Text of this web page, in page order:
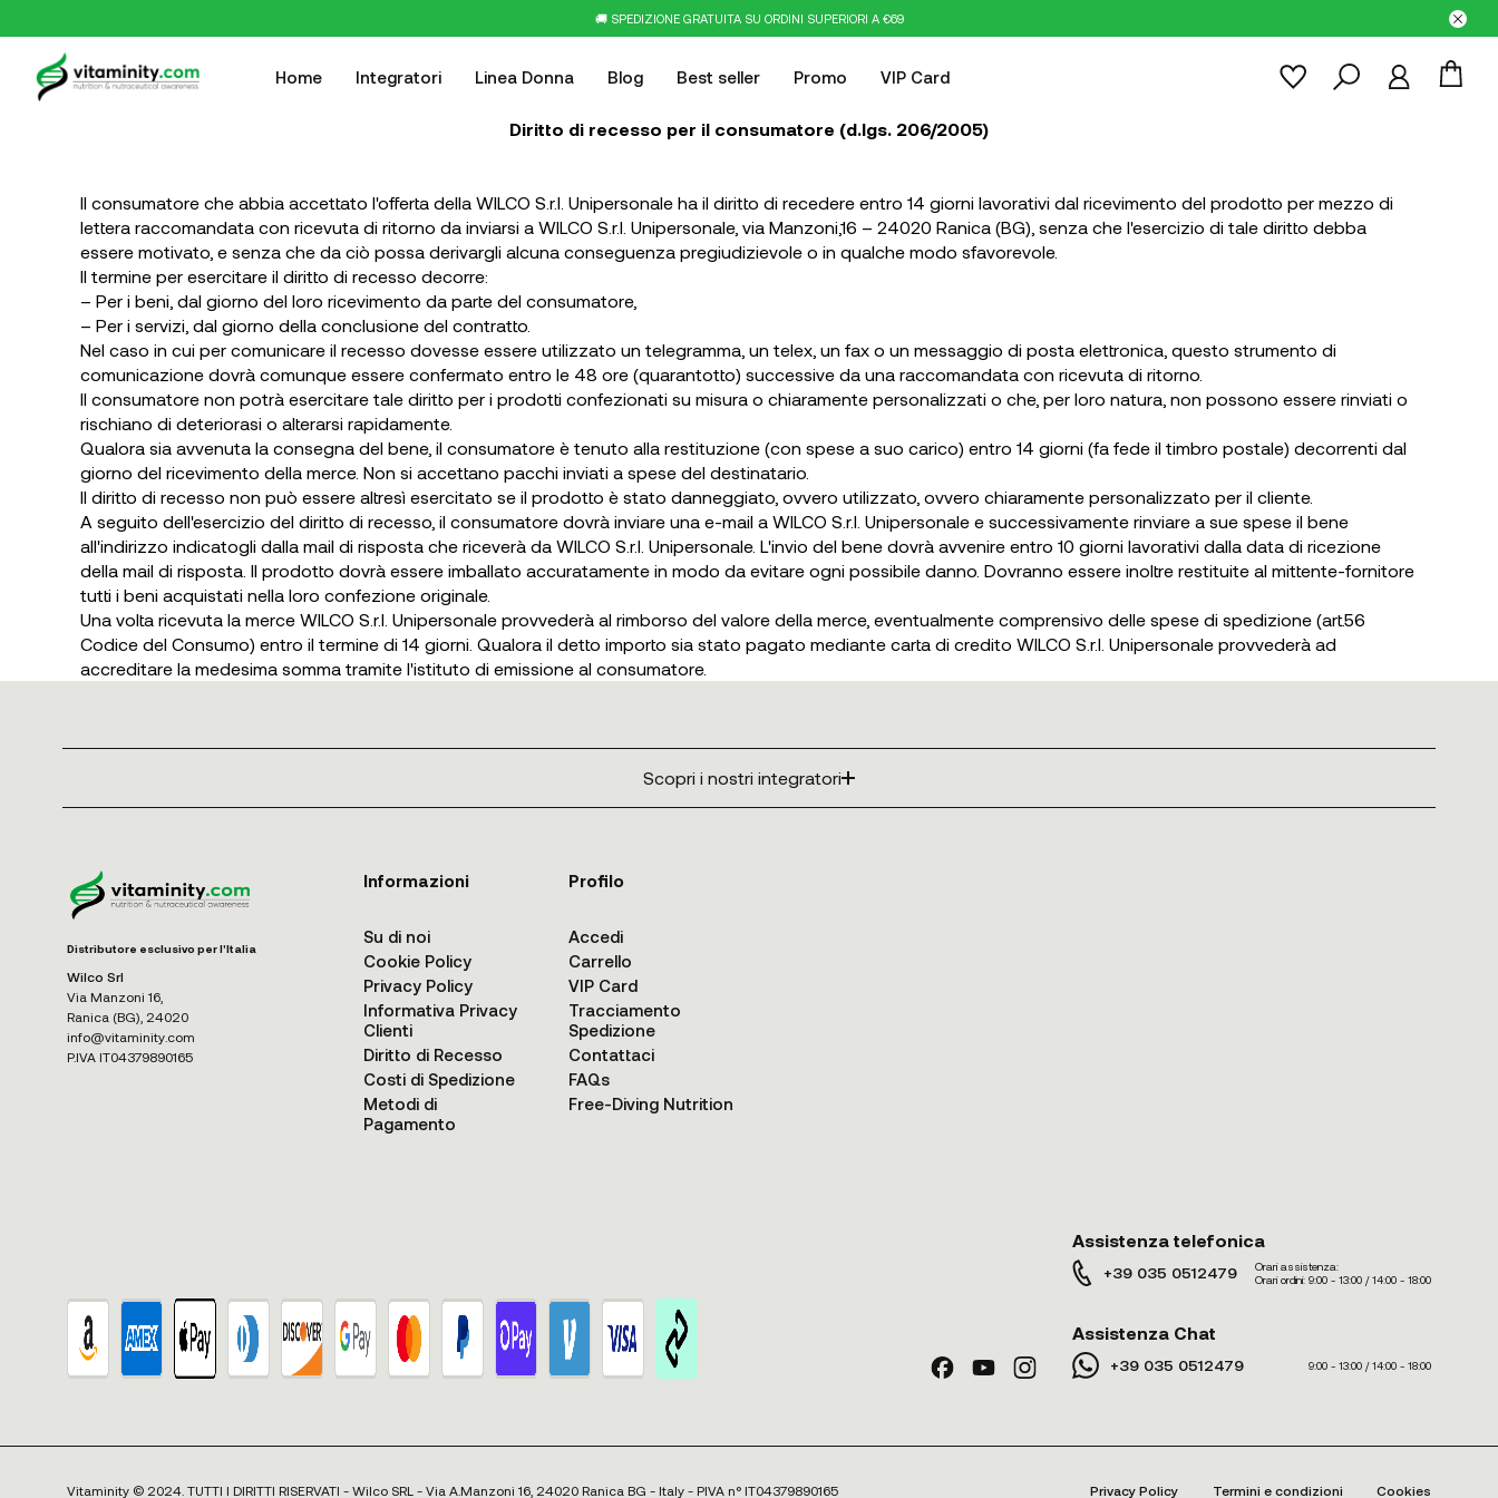
🚚 SPEDIZIONE GRATUITA SU ORDINI SUPERIORI A €69
Home Integratori Linea Donna Blog Best seller Promo VIP Card
Diritto di recesso per il consumatore (d.lgs. 206/2005)
Il consumatore che abbia accettato l'offerta della WILCO S.r.l. Unipersonale ha il diritto di recedere entro 14 giorni lavorativi dal ricevimento del prodotto per mezzo di
lettera raccomandata con ricevuta di ritorno da inviarsi a WILCO S.r.l. Unipersonale, via Manzoni,16 – 24020 Ranica (BG), senza che l'esercizio di tale diritto debba
essere motivato, e senza che da ciò possa derivargli alcuna conseguenza pregiudizievole o in qualche modo sfavorevole.
Il termine per esercitare il diritto di recesso decorre:
– Per i beni, dal giorno del loro ricevimento da parte del consumatore,
– Per i servizi, dal giorno della conclusione del contratto.
Nel caso in cui per comunicare il recesso dovesse essere utilizzato un telegramma, un telex, un fax o un messaggio di posta elettronica, questo strumento di
comunicazione dovrà comunque essere confermato entro le 48 ore (quarantotto) successive da una raccomandata con ricevuta di ritorno.
Il consumatore non potrà esercitare tale diritto per i prodotti confezionati su misura o chiaramente personalizzati o che, per loro natura, non possono essere rinviati o
rischiano di deteriorasi o alterarsi rapidamente.
Qualora sia avvenuta la consegna del bene, il consumatore è tenuto alla restituzione (con spese a suo carico) entro 14 giorni (fa fede il timbro postale) decorrenti dal
giorno del ricevimento della merce. Non si accettano pacchi inviati a spese del destinatario.
Il diritto di recesso non può essere altresì esercitato se il prodotto è stato danneggiato, ovvero utilizzato, ovvero chiaramente personalizzato per il cliente.
A seguito dell'esercizio del diritto di recesso, il consumatore dovrà inviare una e-mail a WILCO S.r.l. Unipersonale e successivamente rinviare a sue spese il bene
all'indirizzo indicatogli dalla mail di risposta che riceverà da WILCO S.r.l. Unipersonale. L'invio del bene dovrà avvenire entro 10 giorni lavorativi dalla data di ricezione
della mail di risposta. Il prodotto dovrà essere imballato accuratamente in modo da evitare ogni possibile danno. Dovranno essere inoltre restituite al mittente-fornitore
tutti i beni acquistati nella loro confezione originale.
Una volta ricevuta la merce WILCO S.r.l. Unipersonale provvederà al rimborso del valore della merce, eventualmente comprensivo delle spese di spedizione (art.56
Codice del Consumo) entro il termine di 14 giorni. Qualora il detto importo sia stato pagato mediante carta di credito WILCO S.r.l. Unipersonale provvederà ad
accreditare la medesima somma tramite l'istituto di emissione al consumatore.
Scopri i nostri integratori
Distributore esclusivo per l'Italia
Wilco Srl
Via Manzoni 16,
Ranica (BG), 24020
info@vitaminity.com
P.IVA IT04379890165
Informazioni
Su di noi
Cookie Policy
Privacy Policy
Informativa Privacy
Clienti
Diritto di Recesso
Costi di Spedizione
Metodi di
Pagamento
Profilo
Accedi
Carrello
VIP Card
Tracciamento
Spedizione
Contattaci
FAQs
Free-Diving Nutrition
Assistenza telefonica
+39 035 0512479
Orari assistenza:
Orari ordini: 9:00 - 13:00 / 14:00 - 18:00
Assistenza Chat
+39 035 0512479 9:00 - 13:00 / 14:00 - 18:00
Vitaminity © 2024. TUTTI I DIRITTI RISERVATI - Wilco SRL - Via A.Manzoni 16, 24020 Ranica BG - Italy - PIVA n° IT04379890165 Privacy Policy Termini e condizioni Cookies